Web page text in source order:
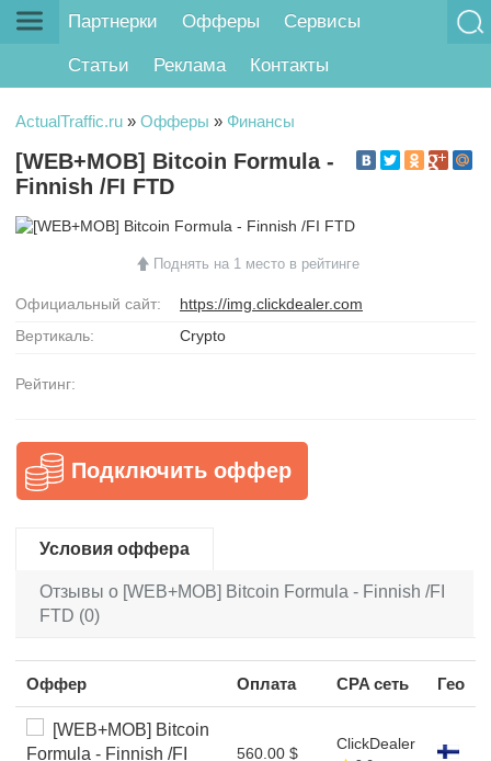
Партнерки Офферы Сервисы
Статьи Реклама Контакты
ActualTraffic.ru » Офферы » Финансы
[WEB+MOB] Bitcoin Formula -
Finnish /FI FTD
Поднять на 1 место в рейтинге
Официальный сайт:
https://img.clickdealer.com
Вертикаль:
Crypto
Рейтинг:
Подключить оффер
Условия оффера
Отзывы о [WEB+MOB] Bitcoin Formula - Finnish /FI
FTD (0)
Оффер Оплата CPA сеть Гео
[WEB+MOB] Bitcoin
Formula - Finnish /FI
560.00 $
ClickDealer